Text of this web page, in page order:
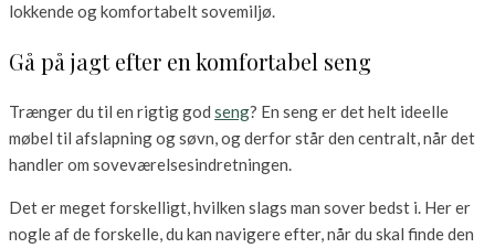
lokkende og komfortabelt sovemiljø.
Gå på jagt efter en komfortabel seng
Trænger du til en rigtig god seng? En seng er det helt ideelle
møbel til afslapning og søvn, og derfor står den centralt, når det
handler om soveværelsesindretningen.
Det er meget forskelligt, hvilken slags man sover bedst i. Her er
nogle af de forskelle, du kan navigere efter, når du skal finde den